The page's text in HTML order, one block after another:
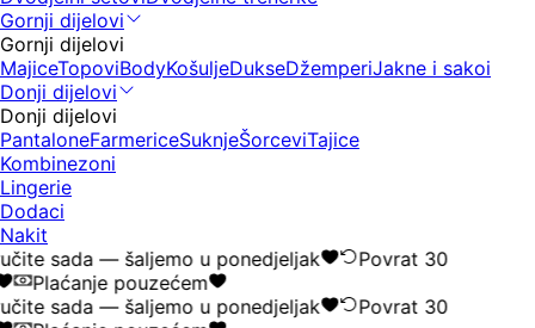
Gornji dijelovi
Gornji dijelovi
MajiceTopoviBodyKošuljeDukseDžemperiJakne i sakoi
Donji dijelovi
Donji dijelovi
PantaloneFarmericeSuknjeŠorceviTajice
Kombinezoni
Lingerie
Dodaci
Nakit
sada — šaljemo u ponedjeljak
Povrat 30
Plaćanje pouzećem
sada — šaljemo u ponedjeljak
Povrat 30